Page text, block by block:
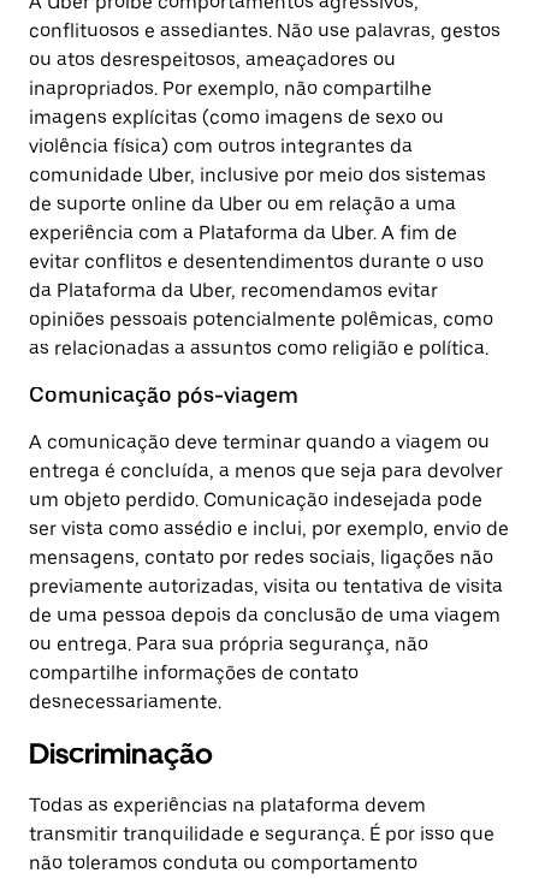
conflituosos e assediantes. Não use palavras, gestos
ou atos desrespeitosos, ameaçadores ou
inapropriados. Por exemplo, não compartilhe
imagens explícitas (como imagens de sexo ou
violência física) com outros integrantes da
comunidade Uber, inclusive por meio dos sistemas
de suporte online da Uber ou em relação a uma
experiência com a Plataforma da Uber. A fim de
evitar conflitos e desentendimentos durante o uso
da Plataforma da Uber, recomendamos evitar
opiniões pessoais potencialmente polêmicas, como
as relacionadas a assuntos como religião e política.
Comunicação pós-viagem
A comunicação deve terminar quando a viagem ou
entrega é concluída, a menos que seja para devolver
um objeto perdido. Comunicação indesejada pode
ser vista como assédio e inclui, por exemplo, envio de
mensagens, contato por redes sociais, ligações não
previamente autorizadas, visita ou tentativa de visita
de uma pessoa depois da conclusão de uma viagem
ou entrega. Para sua própria segurança, não
compartilhe informações de contato
desnecessariamente.
Discriminação
Todas as experiências na plataforma devem
transmitir tranquilidade e segurança. É por isso que
não toleramos conduta ou comportamento